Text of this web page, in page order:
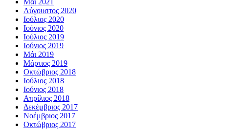
Μάι 2021
Αύγουστος 2020
Ιούλιος 2020
Ιούνιος 2020
Ιούλιος 2019
Ιούνιος 2019
Μάι 2019
Μάρτιος 2019
Οκτώβριος 2018
Ιούλιος 2018
Ιούνιος 2018
Απρίλιος 2018
Δεκέμβριος 2017
Νοέμβριος 2017
Οκτώβριος 2017